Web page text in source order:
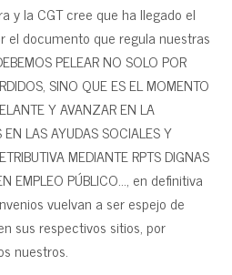
y la CGT cree que ha llegado el
el documento que regula nuestras
PELEAR NO SOLO POR
SINO QUE ES EL MOMENTO
Y AVANZAR EN LA
LAS AYUDAS SOCIALES Y
MEDIANTE RPTS DIGNAS
EMPLEO PÚBLICO…, en definitiva
vuelvan a ser espejo de
sus respectivos sitios, por
nuestros.